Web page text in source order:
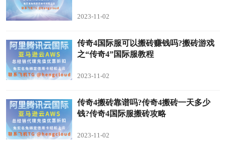
2023-11-02
传奇4国际服可以搬砖赚钱吗?搬砖游戏
之“传奇4”国际服教程
2023-11-02
传奇4搬砖靠谱吗?传奇4搬砖一天多少
钱?传奇4国际服搬砖攻略
2023-11-02